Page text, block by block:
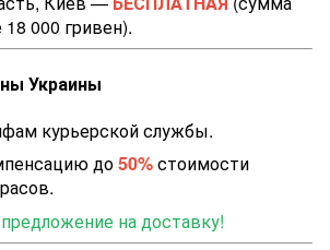
000 гривен).
Украины
курьерской службы.
до50%стоимости
на доставку!